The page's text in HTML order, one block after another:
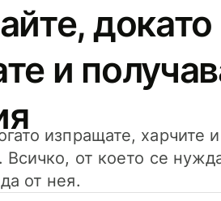
и
изпращате, харчите
Всичко, от което се
от нея.